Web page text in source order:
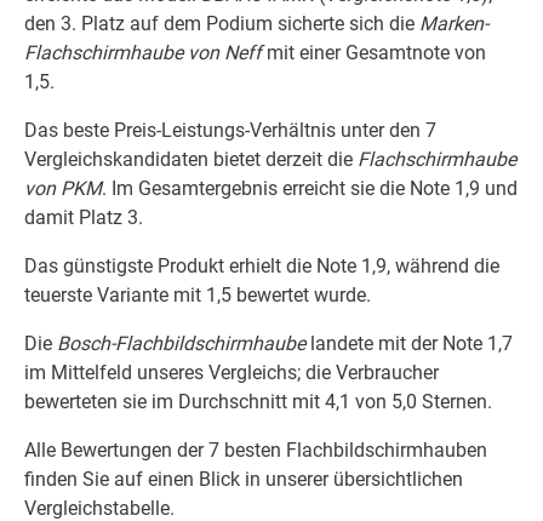
den 3. Platz auf dem Podium sicherte sich die Marken-
Flachschirmhaube von Neffmit einer Gesamtnote von
1,5.
Das beste Preis-Leistungs-Verhältnis unter den 7
Vergleichskandidaten bietet derzeit die Flachschirmhaube
von PKM. Im Gesamtergebnis erreicht sie die Note 1,9 und
damit Platz 3.
Das günstigste Produkt erhielt die Note 1,9, während die
teuerste Variante mit 1,5 bewertet wurde.
Die Bosch-Flachbildschirmhaubelandete mit der Note 1,7
im Mittelfeld unseres Vergleichs; die Verbraucher
bewerteten sie im Durchschnitt mit 4,1 von 5,0 Sternen.
Alle Bewertungen der 7 besten Flachbildschirmhauben
finden Sie auf einen Blick in unserer übersichtlichen
Vergleichstabelle.